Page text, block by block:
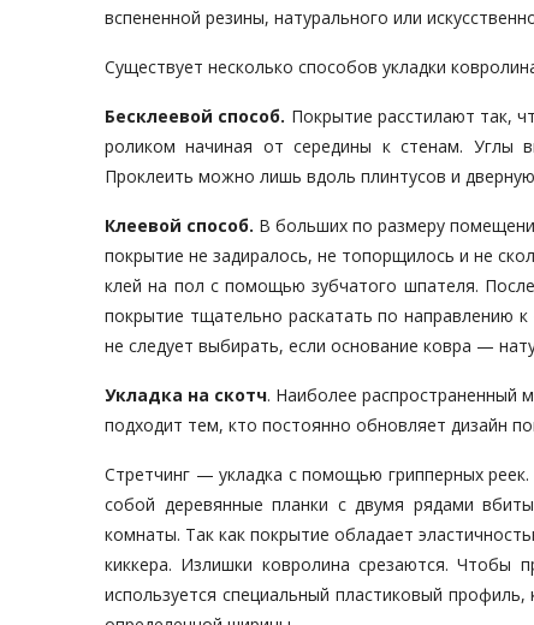
вспененной резины, натурального или
Существует несколько способов укладки
Бесклеевой способ. Покрытие расстилают так,
роликом начиная от середины к стенам.
Проклеить можно лишь вдоль плинтусов и
Клеевой способ. В больших по размеру
покрытие не задиралось, не топорщилось и не
клей на пол с помощью зубчатого шпателя.
покрытие тщательно раскатать по направлению
не следует выбирать, если основание ковра —
Укладка на скотч. Наиболее распространенный
подходит тем, кто постоянно обновляет дизайн
Стретчинг — укладка с помощью грипперных
собой деревянные планки с двумя рядами
комнаты. Так как покрытие обладает
киккера. Излишки ковролина срезаются. Чтобы
используется специальный пластиковый